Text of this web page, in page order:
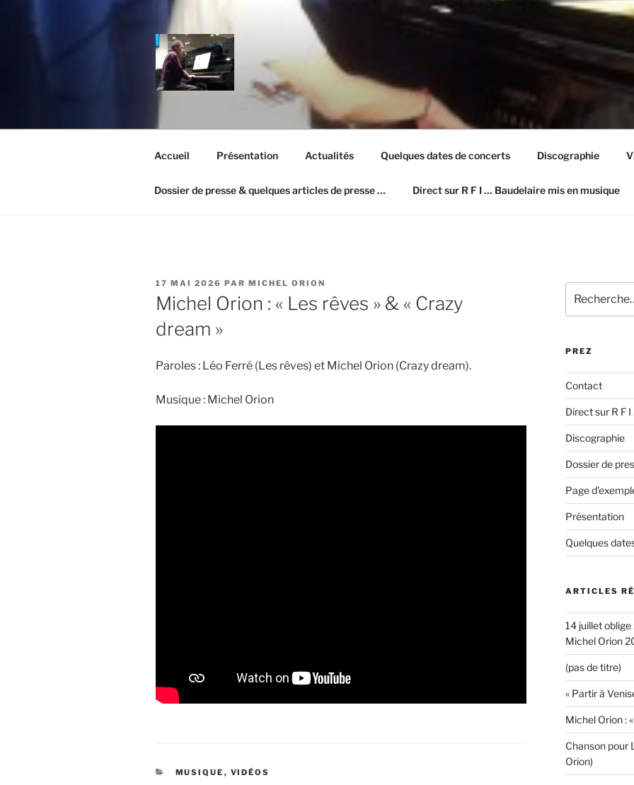
MICHEL ORION SITE OFFICIEL
Un site utilisant WordPress
Accueil Présentation Actualités Quelques dates de concerts Discographie
Dossier de presse & quelques articles de presse … Direct sur R F I … Baudelaire mis en musique
PUBLIÉ
LE
17 MAI 2026 PAR MICHEL ORION
Michel Orion : « Les rêves » & « Crazy
dream »
Paroles : Léo Ferré (Les rêves) et Michel Orion (Crazy dream).
Musique : Michel Orion
CATÉGORIES
MUSIQUE , VIDÉOS
pour
:
PREZ
Contact
Direct sur R F
Discographie
Dossier de
Page
Présentation
Quelques
ARTICLES
14 juillet oblige
Michel Orion
(pas de titre)
« Partir à
Michel Orion :
Chanson pour
Orion)